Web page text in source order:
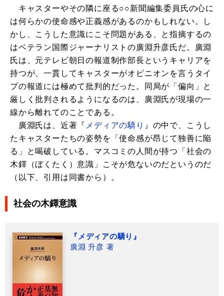
キャスターやその隣に座る○○新聞編集委員氏の心に
は何らかの使命感や正義感があるのかもしれない。し
かし、こうした意識にこそ問題がある、と指摘するの
はベテラン国際ジャーナリストの廣淵升彦氏だ。廣淵
氏は、元テレビ朝日の報道制作部長というキャリアを
持つが、一貫してキャスターがオピニオンを言うタイ
プの報道には極めて批判的だった。同局が「偏向」と
厳しく批判されるようになるのは、廣淵氏が現場の一
線から離れてのことである。
廣淵氏は、近著『 メディアの驕り 』の中で、こうし
たキャスターたちの姿勢を「使命感が昂じて独善に陥
る」と喝破している。マスコミの人間が持つ「社会の
木鐸（ぼくたく）意識」こそが危ないのだというのだ
（以下、引用は同書から）。
社会の木鐸意識
『メディアの驕り』
廣淵 升彦 著